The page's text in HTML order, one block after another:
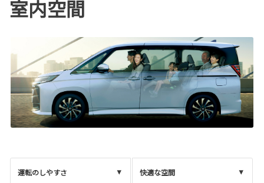
室内空間
運転のしやすさ 快適な空間